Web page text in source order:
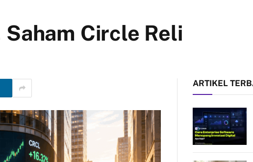
Circle Reli
ARTIKEL